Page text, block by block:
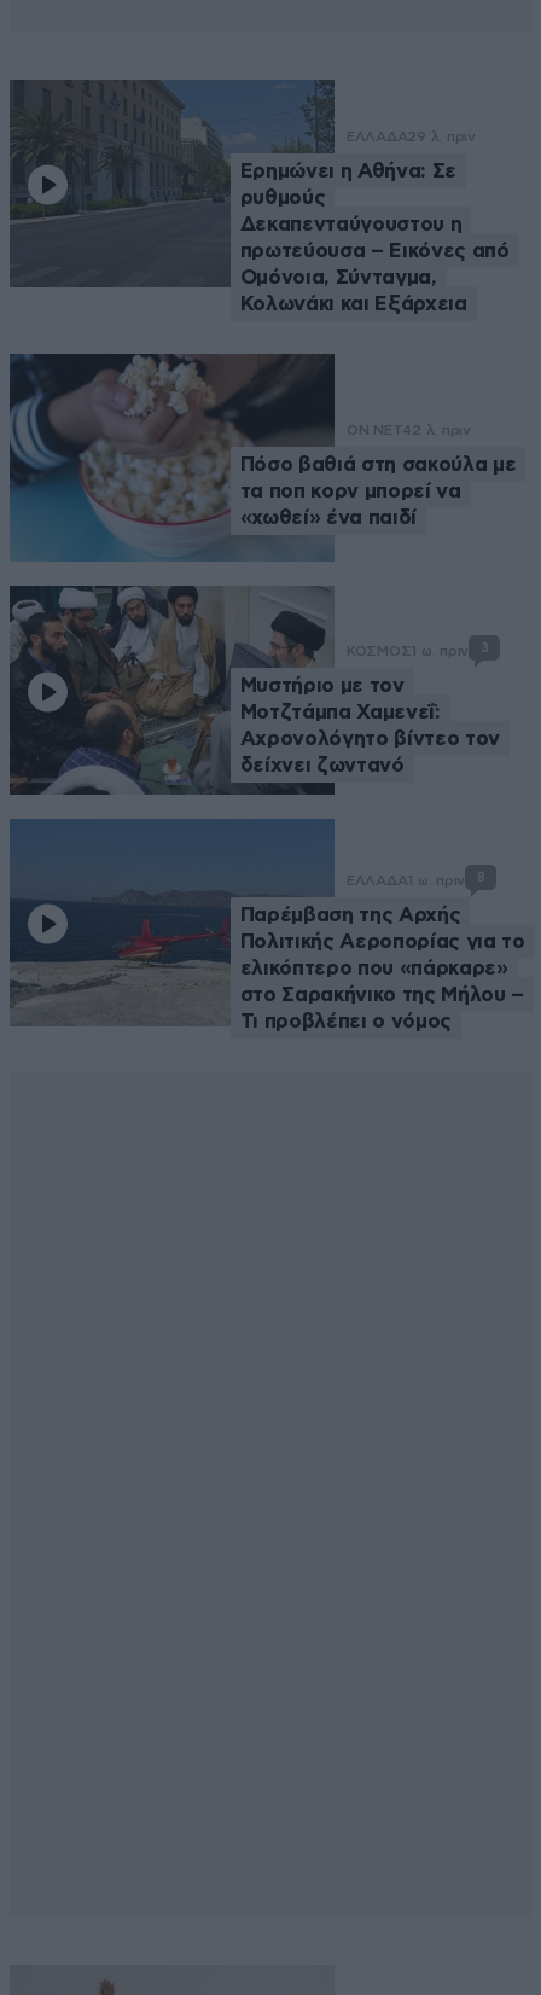
ΕΛΛΑΔΑ29 λ. πριν
Ερημώνει η Αθήνα: Σε
ρυθμούς
Δεκαπενταύγουστου η
πρωτεύουσα – Εικόνες από
Ομόνοια, Σύνταγμα,
Κολωνάκι και Εξάρχεια
ON NET42 λ. πριν
Πόσο βαθιά στη σακούλα με
τα ποπ κορν μπορεί να
«χωθεί» ένα παιδί
ΚΟΣΜΟΣ 1 ω. πριν 3
Μυστήριο με τον
Μοτζτάμπα Χαμενεΐ:
Αχρονολόγητο βίντεο τον
δείχνει ζωντανό
ΕΛΛΑΔΑ 1 ω. πριν 8
Παρέμβαση της Αρχής
Πολιτικής Αεροπορίας για το
ελικόπτερο που «πάρκαρε»
στο Σαρακήνικο της Μήλου –
Τι προβλέπει ο νόμος